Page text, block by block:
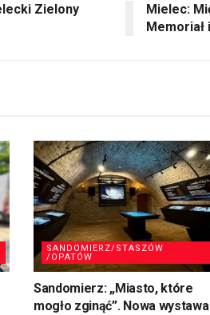
Zielony
Mielec:
Memoriał
SANDOMIERZ/STASZÓW
/OPATÓW
Sandomierz: „Miasto, które
mogło zginąć”. Nowa wystawa